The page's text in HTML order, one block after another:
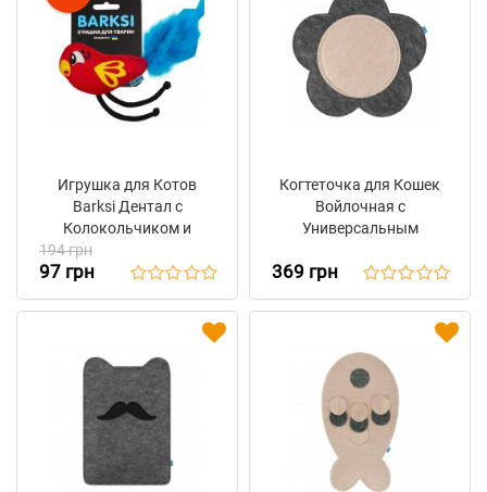
Игрушка для Котов
Barksi Дентал с
Колокольчиком и
Перьем Попугай
Красный 11 х 8 см
194 грн
97 грн
Когтеточка для Кошек
Войлочная с
Универсальным
"Цветочек" 36 х 37 см
369 грн